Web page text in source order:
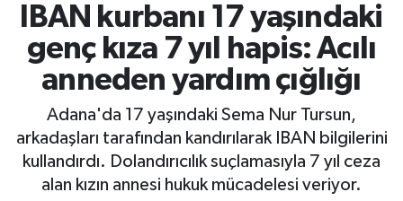
IBAN kurbanı 17 yaşındaki
genç kıza 7 yıl hapis: Acılı
anneden yardım çığlığı
Adana'da 17 yaşındaki Sema Nur Tursun,
arkadaşları tarafından kandırılarak IBAN bilgilerini
kullandırdı. Dolandırıcılık suçlamasıyla 7 yıl ceza
alan kızın annesi hukuk mücadelesi veriyor.
Ekonomi
Genel
Güncel
Haberde İnsan
Tüm Manşetler
Son Dakika Haberleri
Haber Arşivi